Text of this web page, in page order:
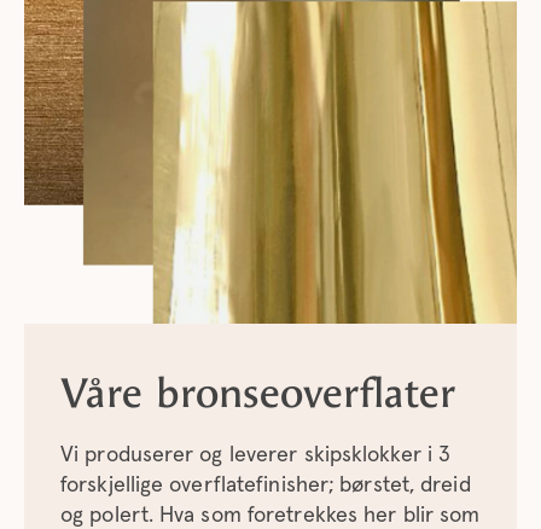
Våre bronseoverflater
Vi produserer og leverer skipsklokker i 3
forskjellige overflatefinisher; børstet, dreid
og polert. Hva som foretrekkes her blir som